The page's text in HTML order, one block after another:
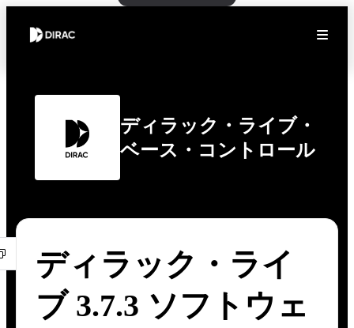
ディラック・ライブ・
ベース・コントロール
ディラック・ライ
ブ 3.7.3 ソフトウェ